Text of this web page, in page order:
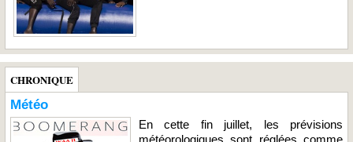
CHRONIQUE
Météo
En cette fin juillet, les prévisions
météorologiques sont réglées comme